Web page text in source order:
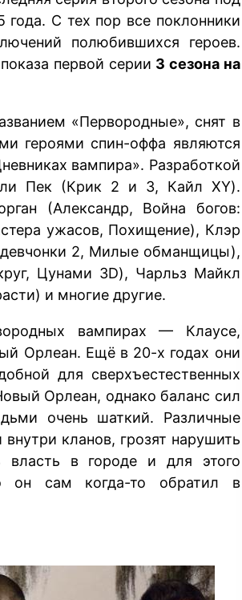
года. С тех пор все поклонники
полюбившихся героев.
первой серии 3 сезона на
«Первородные», снят в
героями спин-оффа являются
вампира». Разработкой
Пек (Крик 2 и 3, Кайл XY).
(Александр, Война богов:
ужасов, Похищение), Клэр
девчонки 2, Милые обманщицы),
Цунами 3D), Чарльз Майкл
и многие другие.
вампирах — Клаусе,
Орлеан. Ещё в 20-х годах они
для сверхъестественных
Орлеан, однако баланс сил
очень шаткий. Различные
кланов, грозят нарушить
власть в городе и для этого
он сам когда-то обратил в